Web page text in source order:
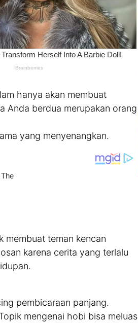
hanya akan membuat
Anda berdua merupakan orang
yang menyenangkan.
membuat teman kencan
karena cerita yang terlalu
pembicaraan panjang.
mengenai hobi bisa meluas